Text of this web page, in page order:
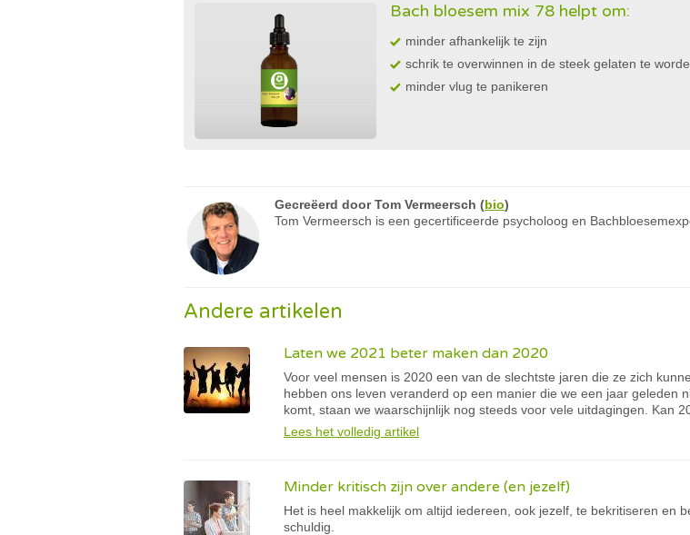
Bach bloesem mix 78 helpt om:
minder afhankelijk te zijn
schrik te overwinnen in de steek gelaten te
minder vlug te panikeren
Gecreëerd doorTom Vermeersch (bio)
Tom Vermeersch is een gecertificeerde psycholoog en
Andere artikelen
Laten we 2021 beter maken dan 2020
Voor veel mensen is 2020 een van de slechtste jaren die ze zich
hebben ons leven veranderd op een manier die we een jaar geleden
komt, staan we waarschijnlijk nog steeds voor vele uitdagingen. Kan
Lees het volledig artikel
Minder kritisch zijn over andere (en jezelf)
Het is heel makkelijk om altijd iedereen, ook jezelf, te bekritiseren en
schuldig.